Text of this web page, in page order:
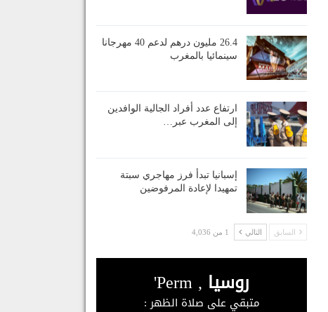
26.4 مليون درهم لدعم 40 مهرجانا
سينمائيا بالمغرب
ارتفاع عدد أفراد الجالية الوافدين
إلى المغرب عبر…
إسبانيا تبدأ فرز مهاجري سبتة
تمهيدا لإعادة المرفوضين
السابق التالي 1 من 4,036